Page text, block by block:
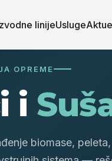
linijeUsluge
OPREME
i
biomase,